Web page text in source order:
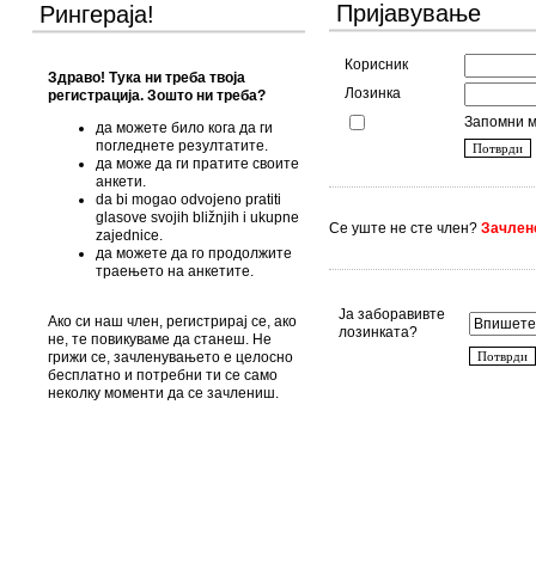
Рингераја!
Здраво! Тука ни треба твоја
регистрација. Зошто ни треба?
да можете било кога да ги
погледнете резултатите.
да може да ги пратите своите
анкети.
da bi mogao odvojeno pratiti
glasove svojih bližnjih i ukupne
zajednice.
да можете да го продолжите
траењето на анкетите.
Ако си наш член, регистрирај се, ако
не, те повикуваме да станеш. Не
грижи се, зачленувањето е целосно
бесплатно и потребни ти се само
неколку моменти да се зачлениш.
Пријавување
Корисник
Лозинка
Запомни
Се уште не сте член?
Ја заборавивте
лозинката?